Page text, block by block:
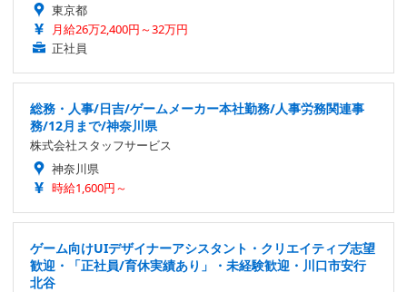
東京都
月給26万2,400円～32万円
正社員
総務・人事/日吉/ゲームメーカー本社勤務/人事労務関連事
務/12月まで/神奈川県
株式会社スタッフサービス
神奈川県
時給1,600円～
ゲーム向けUIデザイナーアシスタント・クリエイティブ志望
歓迎・「正社員/育休実績あり」・未経験歓迎・川口市安行
北谷